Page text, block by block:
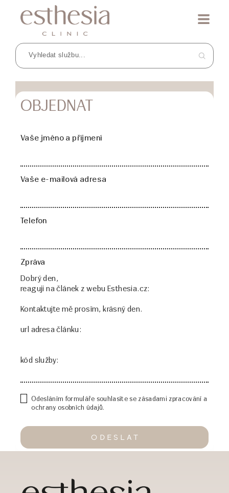
OBJEDNAT
Vaše jméno a příjmení
Vaše e-mailová adresa
Telefon
Zpráva
Odesláním formuláře souhlasíte se zásadami zpracování a
ochrany osobních údajů.